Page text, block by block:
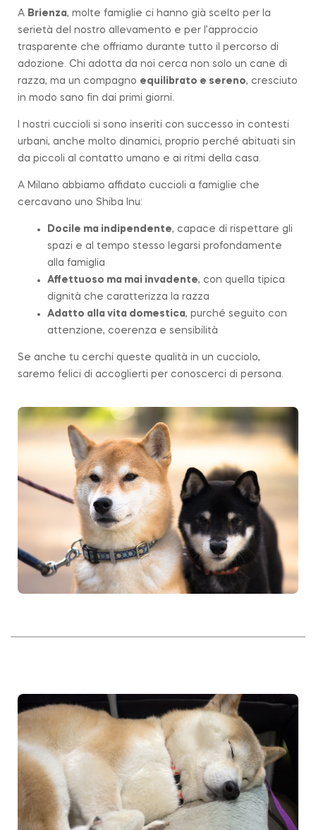
A Brienza, molte famiglie ci hanno già scelto per la
serietà del nostro allevamento e per l’approccio
trasparente che offriamo durante tutto il percorso di
adozione. Chi adotta da noi cerca non solo un cane di
razza, ma un compagno equilibrato e sereno, cresciuto
in modo sano fin dai primi giorni.
I nostri cuccioli si sono inseriti con successo in contesti
urbani, anche molto dinamici, proprio perché abituati sin
da piccoli al contatto umano e ai ritmi della casa.
A Milano abbiamo affidato cuccioli a famiglie che
cercavano uno Shiba Inu:
Docile ma indipendente, capace di rispettare gli
spazi e al tempo stesso legarsi profondamente
alla famiglia
Affettuoso ma mai invadente, con quella tipica
dignità che caratterizza la razza
Adatto alla vita domestica, purché seguito con
attenzione, coerenza e sensibilità
Se anche tu cerchi queste qualità in un cucciolo,
saremo felici di accoglierti per conoscerci di persona.